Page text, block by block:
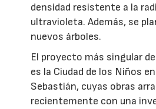
densidad resistente a la
ultravioleta. Además, se
nuevos árboles.
El proyecto más singular
es la Ciudad de los Niños
Sebastián, cuyas obras
recientemente con una